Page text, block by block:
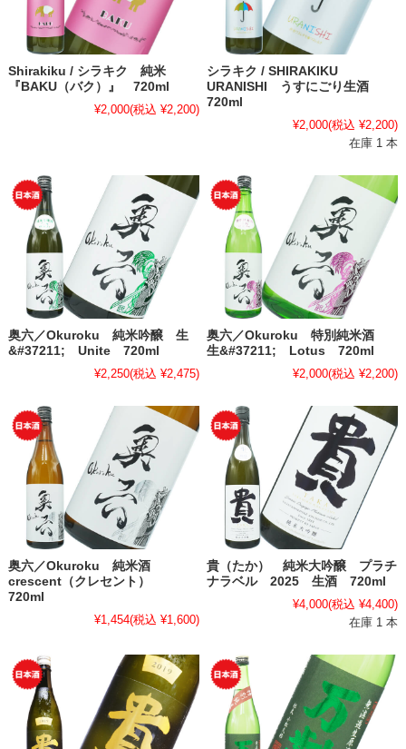
Shirakiku / シラキク 純米
『BAKU（バク）』 720ml
¥2,000(税込 ¥2,200)
シラキク / SHIRAKIKU
URANISHI うすにごり生酒
720ml
¥2,000(税込 ¥2,200)
在庫 1 本
奥六／Okuroku 純米吟醸 生
&#37211; Unite 720ml
¥2,250(税込 ¥2,475)
奥六／Okuroku 特別純米酒
生&#37211; Lotus 720ml
¥2,000(税込 ¥2,200)
奥六／Okuroku 純米酒
crescent（クレセント）
720ml
¥1,454(税込 ¥1,600)
貴（たか） 純米大吟醸 プラチ
ナラベル 2025 生酒 720ml
¥4,000(税込 ¥4,400)
在庫 1 本